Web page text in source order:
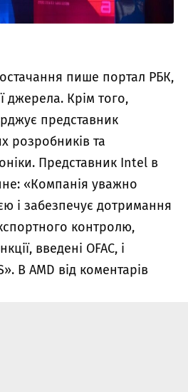
пише портал РБК,
джерела. Крім того,
представник
розробників та
Представник Intel в
«Компанія уважно
і забезпечує дотримання
контролю,
введені OFAC, і
В AMD від коментарів